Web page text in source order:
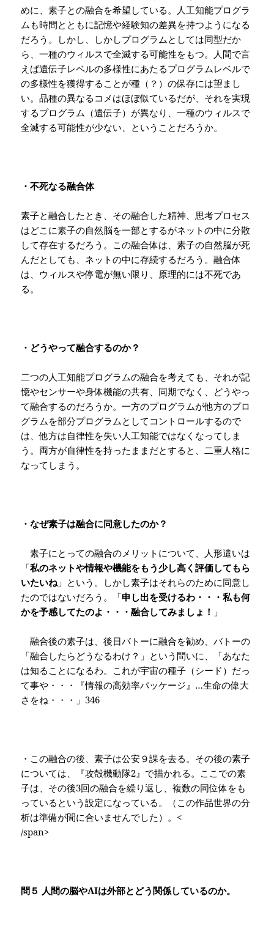
めに、素子との融合を希望している。人工知能プログラ
ムも時間とともに記憶や経験知の差異を持つようになる
だろう。しかし、しかしプログラムとしては同型だか
ら、一種のウィルスで全滅する可能性をもつ。人間で言
えば遺伝子レベルの多様性にあたるプログラムレベルで
の多様性を獲得することが種（？）の保存には望まし
い。品種の異なるコメはほぼ似ているだが、それを実現
するプログラム（遺伝子）が異なり、一種のウィルスで
全滅する可能性が少ない、ということだろうか。
・不死なる融合体
素子と融合したとき、その融合した精神、思考プロセス
はどこに素子の自然脳を一部とするがネットの中に分散
して存在するだろう。この融合体は、素子の自然脳が死
んだとしても、ネットの中に存続するだろう。融合体
は、ウィルスや停電が無い限り、原理的には不死であ
る。
・どうやって融合するのか？
二つの人工知能プログラムの融合を考えても、それが記
憶やセンサーや身体機能の共有、同期でなく、どうやっ
て融合するのだろうか。一方のプログラムが他方のプロ
グラムを部分プログラムとしてコントロールするので
は、他方は自律性を失い人工知能ではなくなってしま
う。両方が自律性を持ったままだとすると、二重人格に
なってしまう。
・なぜ素子は融合に同意したのか？
素子にとっての融合のメリットについて、人形遣いは
「私のネットや情報や機能をもう少し高く評価してもら
いたいね」という。しかし素子はそれらのために同意し
たのではないだろう。「申し出を受けるわ・・・私も何
かを予感してたのよ・・・融合してみましょ！ 」
融合後の素子は、後日バトーに融合を勧め、バトーの
「融合したらどうなるわけ？」という問いに、「あなた
は知ることになるわ。これが宇宙の種子（シード）だっ
て事や・・・『情報の高効率パッケージ』…生命の偉大
さをね・・・」 346
・この融合の後、素子は公安９課を去る。その後の素子
については、『攻殻機動隊2』で描かれる。ここでの素
子は、その後3回の融合を繰り返し、複数の同位体をも
っているという設定になっている。（この作品世界の分
析は準備が間に合いませんでした）。<
/span>
問５ 人間の脳やAIは外部とどう関係しているのか。